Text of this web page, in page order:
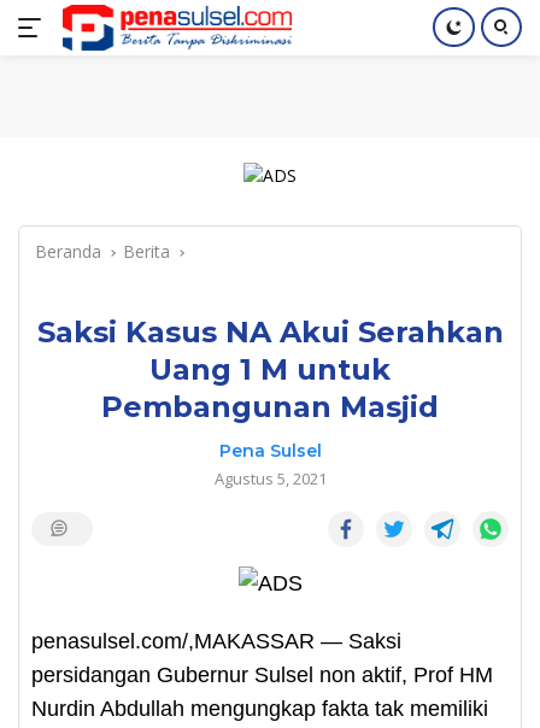
Langsung
Home Nasional Pendidikan Index
Beranda Berita
Saksi Kasus NA Akui Serahkan
Uang 1 M untuk
Pembangunan Masjid
Pena Sulsel
Agustus 5, 2021
penasulsel.com/,MAKASSAR — Saksi
persidangan Gubernur Sulsel non aktif, Prof HM
Nurdin Abdullah mengungkap fakta tak memiliki